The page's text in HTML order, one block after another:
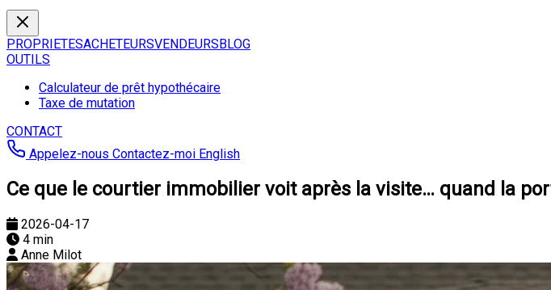
PROPRIETESACHETEURSVENDEURSBLOG
OUTILS
Calculateur de prêt hypothécaire
Taxe de mutation
CONTACT
Appelez-nous Contactez-moi English
Ce que le courtier immobilier voit après la visite… quand la
2026-04-17
4 min
Anne Milot